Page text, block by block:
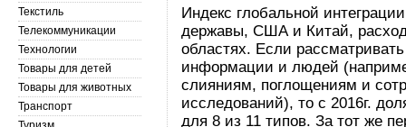
Индекс глобальной
державы, США и Китай,
областях. Если
информации и людей
слияниям, поглощениям и
исследований), то с 2016г.
для 8 из 11 типов. За тот же
Текстиль
Телекоммуникации
Технологии
Товары для детей
Товары для животных
Транспорт